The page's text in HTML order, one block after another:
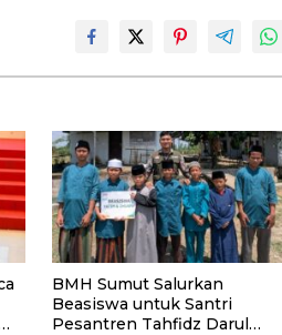
BMH Sumut Salurkan
Beasiswa untuk Santri
Pesantren Tahfidz Darul